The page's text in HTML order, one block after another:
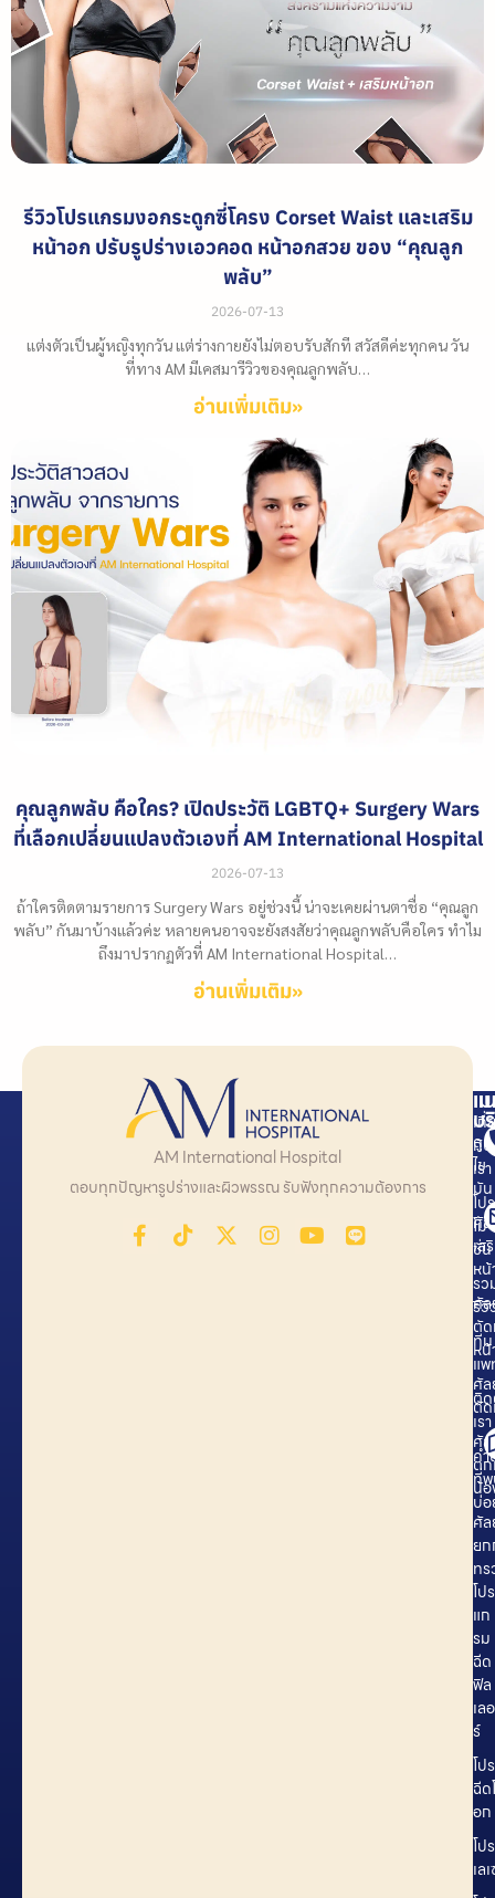
รีวิวโปรแกรมงอกระดูกซี่โครง Corset Waist และเสริม
หน้าอก ปรับรูปร่างเอวคอด หน้าอกสวย ของ “คุณลูก
พลับ”
2026-07-13
แต่งตัวเป็นผู้หญิงทุกวัน แต่ร่างกายยังไม่ตอบรับสักที สวัสดีค่ะทุกคน วัน
ที่ทาง AM มีเคสมารีวิวของคุณลูกพลับ…
อ่านเพิ่มเติม»
คุณลูกพลับ คือใคร? เปิดประวัติ LGBTQ+ Surgery Wars
ที่เลือกเปลี่ยนแปลงตัวเองที่ AM International Hospital
2026-07-13
ถ้าใครติดตามรายการ Surgery Wars อยู่ช่วงนี้ น่าจะเคยผ่านตาชื่อ “คุณลูก
พลับ” กันมาบ้างแล้วค่ะ หลายคนอาจจะยังสงสัยว่าคุณลูกพลับคือใคร ทำไม
ถึงมาปรากฏตัวที่ AM International Hospital…
อ่านเพิ่มเติม»
AM International Hospital
ตอบทุกปัญหารูปร่างและผิวพรรณ รับฟังทุกความต้องการ
เ
เกี่
กับ
เรา
โปร
โม
ชั่น
รว
รีวิ
ทีม
แ
ติ
เรา
คำ
ที่
บ่
แ
บ
ดูด
ไข
มัน
ศั
เส
ห
ศั
ตั
ห
ศั
ตั
ศั
ต
น้
ศั
ยก
ท
โปร
แก
รม
ฉีด
ฟิล
เลอ
ร์
โป
ฉีด
อก
โป
เล